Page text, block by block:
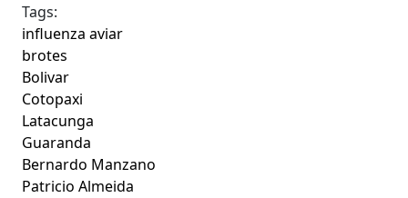
Tags:
influenza aviar
brotes
Bolivar
Cotopaxi
Latacunga
Guaranda
Bernardo Manzano
Patricio Almeida